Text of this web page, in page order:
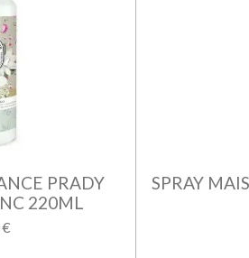
PRADY
220ML
SPRAY